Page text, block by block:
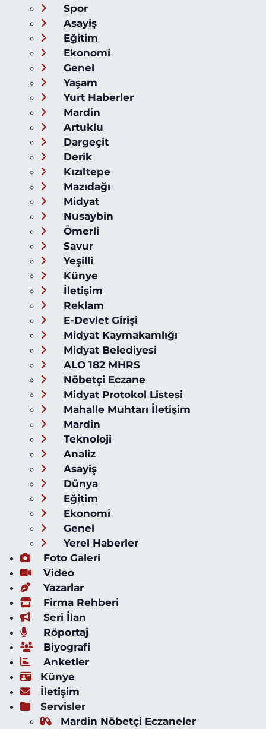
Spor
Asayiş
Eğitim
Ekonomi
Genel
Yaşam
Yurt Haberler
Mardin
Artuklu
Dargeçit
Derik
Kızıltepe
Mazıdağı
Midyat
Nusaybin
Ömerli
Savur
Yeşilli
Künye
İletişim
Reklam
E-Devlet Girişi
Midyat Kaymakamlığı
Midyat Belediyesi
ALO 182 MHRS
Nöbetçi Eczane
Midyat Protokol Listesi
Mahalle Muhtarı İletişim
Mardin
Teknoloji
Analiz
Asayiş
Dünya
Eğitim
Ekonomi
Genel
Yerel Haberler
Foto Galeri
Video
Yazarlar
Firma Rehberi
Seri İlan
Röportaj
Biyografi
Anketler
Künye
İletişim
Servisler
Mardin Nöbetçi Eczaneler